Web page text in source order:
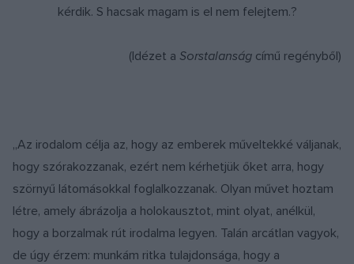
kérdik. S hacsak magam is el nem felejtem.?
(Idézet a Sorstalanság című regényből)
„Az irodalom célja az, hogy az emberek műveltekké váljanak,
hogy szórakozzanak, ezért nem kérhetjük őket arra, hogy
szörnyű látomásokkal foglalkozzanak. Olyan művet hoztam
létre, amely ábrázolja a holokausztot, mint olyat, anélkül,
hogy a borzalmak rút irodalma legyen. Talán arcátlan vagyok,
de úgy érzem: munkám ritka tulajdonsága, hogy a